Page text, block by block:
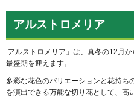
アルストロメリア
アルストロメリア」は、真冬の12月
最盛期を迎えます。
多彩な花色のバリエーションと花持ち
を演出できる万能な切り花として、高